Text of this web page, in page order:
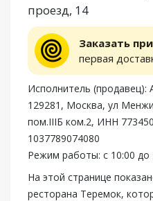
проезд, 14
Заказать
первая
Исполнитель
129281, Москва, ул
пом.IIIБ ком.2, ИНН
1037789074080
Режим работы: с 10:00 до
На этой странице
ресторана Теремок,